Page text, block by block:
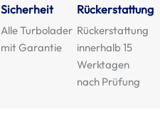
Sicherheit
Alle Turbolader
mit Garantie
Rückerstattung
Rückerstattung
innerhalb 15
Werktagen
nach Prüfung